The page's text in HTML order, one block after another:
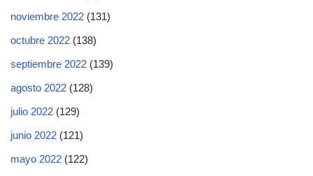
noviembre 2022 (131)
octubre 2022 (138)
septiembre 2022 (139)
agosto 2022 (128)
julio 2022 (129)
junio 2022 (121)
mayo 2022 (122)